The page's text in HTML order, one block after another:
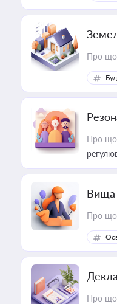
Про
Про
Вища
Про
Про